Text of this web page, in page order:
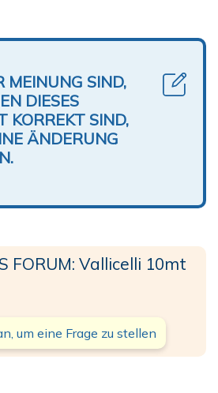
MEINUNG SIND,
DIESES
KORREKT SIND,
ÄNDERUNG
FORUM: Vallicelli 10mt
um eine Frage zu stellen